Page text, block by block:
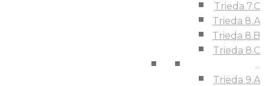
Trieda 7.C
Trieda 8.A
Trieda 8.B
Trieda 8.C
...
Trieda 9.A